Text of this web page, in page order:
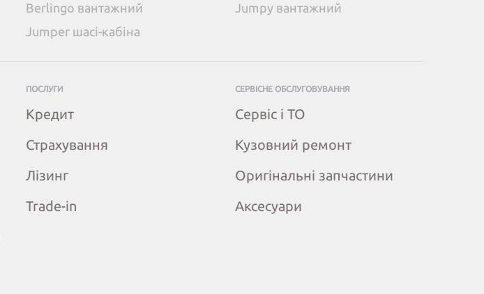
Berlingo вантажний
Jumpy вантажний
Jumper шасі-кабіна
ПОСЛУГИ
Кредит
Страхування
Лізинг
Trade-in
СЕРВІСНЕ ОБСЛУГОВУВАННЯ
Сервіс і ТО
Кузовний ремонт
Оригінальні запчастини
Аксесуари